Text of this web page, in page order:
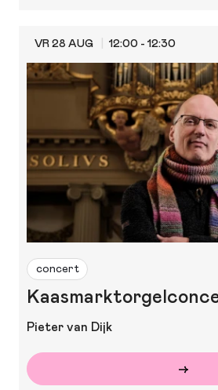
VR 28 AUG 12:00 - 12:30
concert
Pieter van Dijk